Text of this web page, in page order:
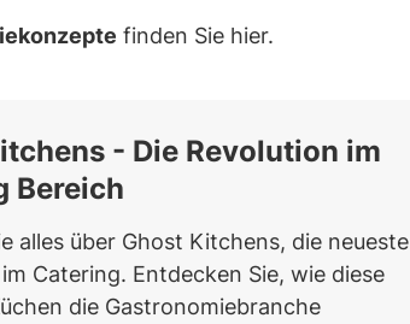
finden Sie hier.
- Die Revolution im
Bereich
alles über Ghost Kitchens, die neueste
Catering. Entdecken Sie, wie diese
die Gastronomiebranche